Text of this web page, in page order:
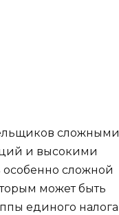
сложными
и высокими
особенно сложной
может быть
единого налога